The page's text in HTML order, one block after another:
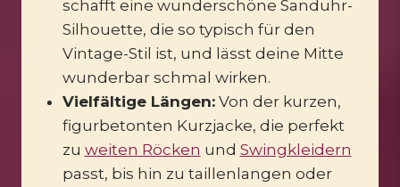
schafft eine wunderschöne Sanduhr-
Silhouette, die so typisch für den
Vintage-Stil ist, und lässt deine Mitte
wunderbar schmal wirken.
Vielfältige Längen:Von der kurzen,
figurbetonten Kurzjacke, die perfekt
zu weiten Röcken und Swingkleidern
passt, bis hin zu taillenlangen oder